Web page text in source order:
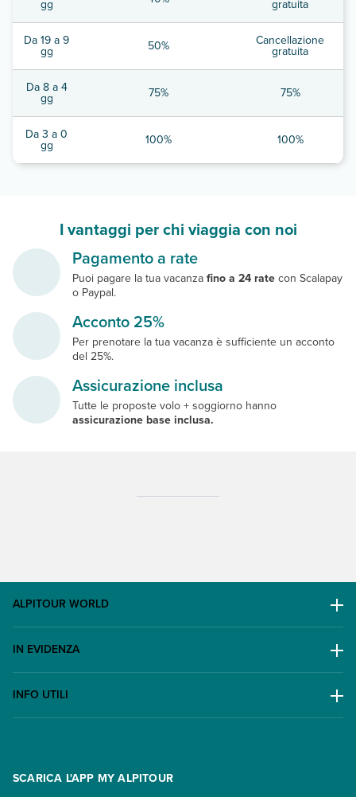
gg gratuita
Da 19 a 9
gg 50% Cancellazione
gratuita
Da 8 a 4
gg 75% 75%
Da 3 a 0
gg 100% 100%
I vantaggi per chi viaggia con noi
Pagamento a rate
Puoi pagare la tua vacanzafino a 24 ratecon Scalapay
o Paypal.
Acconto 25%
Per prenotare la tua vacanza è sufficiente un acconto
del 25%.
Assicurazione inclusa
Tutte le proposte volo + soggiorno hanno
assicurazione base inclusa.
ALPITOUR WORLD
AWARD
Lavora con noi
Contatti
Assicurazioni
IN EVIDENZA
Escursioni
INFO UTILI
FAQ
Condizioni generali di contratto
SCARICA L'APP MY ALPITOUR